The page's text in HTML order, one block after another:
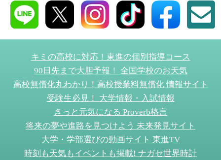
東進の実力講師陣
導を今すぐ体験!!
個別相談
高3生・高2生・高1生と
受験や高校の成績
ください！
キミの高校に対応！東進の個別指導コース
90日先まで大胆予報！ 全国学校のお天気
高校無償化丸わかり！高校授業料無償化 情報サイト
受験生必見！ 大学情報・入試情報
きっと元気になる Proverb格言
将来の夢や進路を見つけよう 未来発見サイト
大学・学部選びの動画サイト 東進TV
時刻も天気もイベントも掲載! ナガセ世界時計